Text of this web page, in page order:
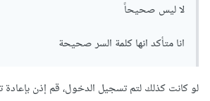
لا ليس صحيحاً
انا متأكد انها كلمة السر صحيحة
لو كانت كذلك لتم تسجيل الدخول، قم إذن بإعادة